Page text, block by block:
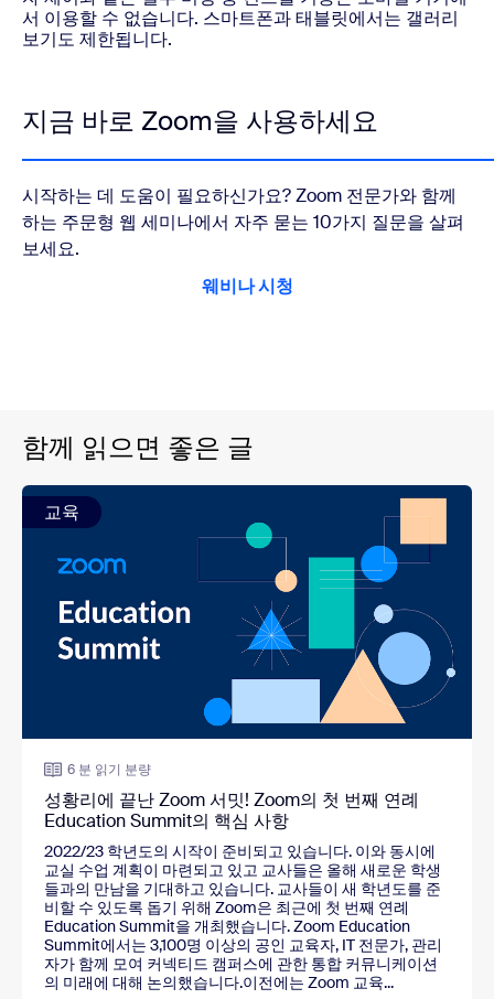
서 이용할 수 없습니다. 스마트폰과 태블릿에서는 갤러리
보기도 제한됩니다.
지금 바로 Zoom을 사용하세요
시작하는 데 도움이 필요하신가요? Zoom 전문가와 함께
하는 주문형 웹 세미나에서 자주 묻는 10가지 질문을 살펴
보세요.
웨비나 시청
함께 읽으면 좋은 글
교육
6 분 읽기 분량
성황리에 끝난 Zoom 서밋! Zoom의 첫 번째 연례
Education Summit의 핵심 사항
2022/23 학년도의 시작이 준비되고 있습니다. 이와 동시에
교실 수업 계획이 마련되고 있고 교사들은 올해 새로운 학생
들과의 만남을 기대하고 있습니다. 교사들이 새 학년도를 준
비할 수 있도록 돕기 위해 Zoom은 최근에 첫 번째 연례
Education Summit을 개최했습니다. Zoom Education
Summit에서는 3,100명 이상의 공인 교육자, IT 전문가, 관리
자가 함께 모여 커넥티드 캠퍼스에 관한 통합 커뮤니케이션
의 미래에 대해 논의했습니다.이전에는 Zoom 교육...